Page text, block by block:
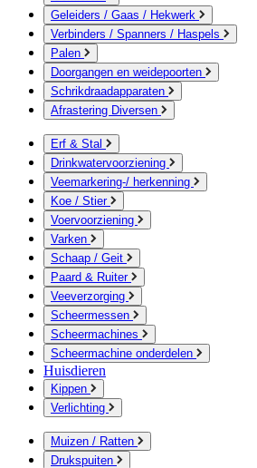
Geleiders / Gaas / Hekwerk
Verbinders / Spanners / Haspels
Palen
Doorgangen en weidepoorten
Schrikdraadapparaten
Afrastering Diversen
Erf & Stal
Drinkwatervoorziening
Veemarkering-/ herkenning
Koe / Stier
Voervoorziening
Varken
Schaap / Geit
Paard & Ruiter
Veeverzorging
Scheermessen
Scheermachines
Scheermachine onderdelen
Huisdieren
Kippen
Verlichting
Muizen / Ratten
Drukspuiten